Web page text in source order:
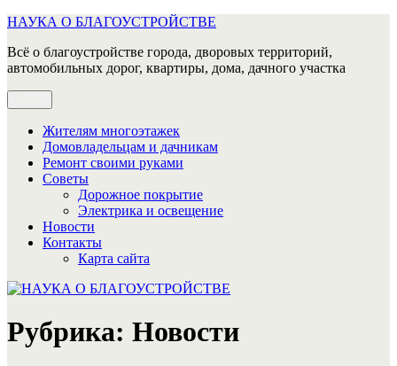
Перейти
содержимому
НАУКА О БЛАГОУСТРОЙСТВЕ
Всё о благоустройстве города, дворовых территорий,
автомобильных дорог, квартиры, дома, дачного участка
Жителям многоэтажек
Домовладельцам и дачникам
Ремонт своими руками
Советы
Дорожное покрытие
Электрика и освещение
Новости
Контакты
Карта сайта
Рубрика: Новости